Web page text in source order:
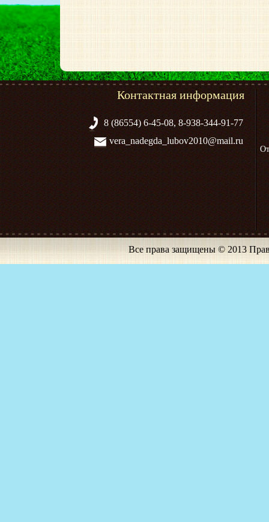
Контактная информация
8 (86554) 6-45-08, 8-938-344-91-77
vera_nadegda_lubov2010@mail.ru
Все права защищены © 2013